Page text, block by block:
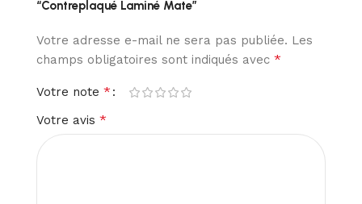
“Contreplaqué Laminé Mate”
Votre adresse e-mail ne sera pas publiée. Les
champs obligatoires sont indiqués avec *
Votre note *
Votre avis *